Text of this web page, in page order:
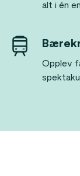
alt i én
Opplev